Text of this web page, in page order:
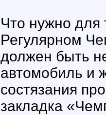
Что нужно для
Регулярном
должен быть
автомобиль и
состязания
закладка